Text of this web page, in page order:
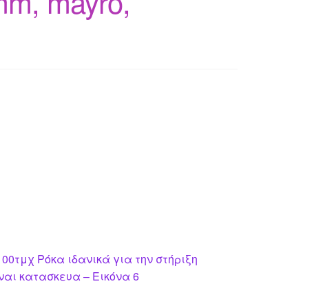
Ρόκα ιδανικά για την στήριξη
κατασκευα – Εικόνα 6